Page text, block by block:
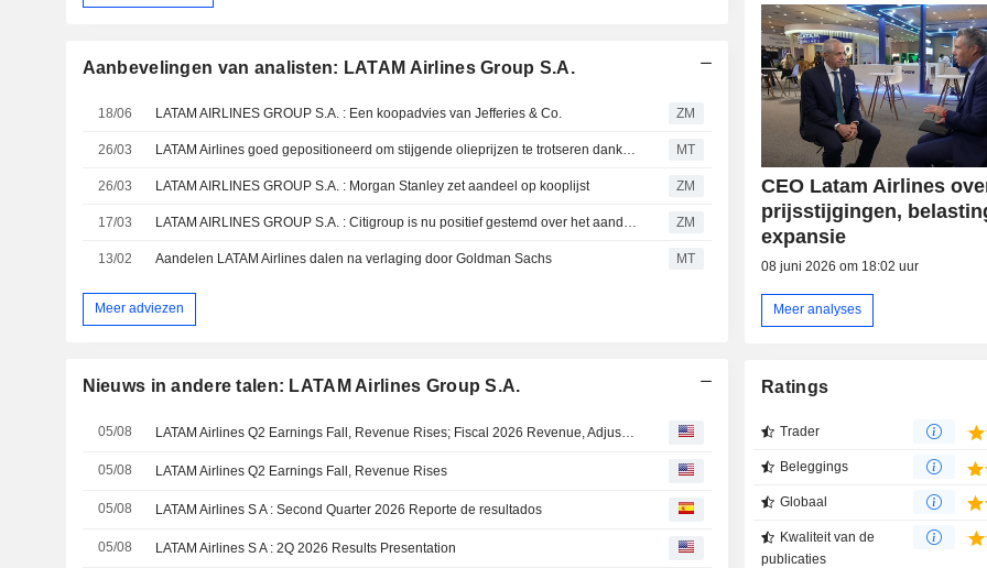
Aanbevelingen van analisten: LATAM Airlines Group S.A.
18/06 LATAM AIRLINES GROUP S.A. : Een koopadvies van Jefferies & Co. ZM
26/03 MT
26/03 LATAM AIRLINES GROUP S.A. : Morgan Stanley zet aandeel op kooplijst ZM
17/03 ZM
13/02 Aandelen LATAM Airlines dalen na verlaging door Goldman Sachs MT
Meer adviezen
Nieuws in andere talen: LATAM Airlines Group S.A.
05/08 LATAM Airlines Q2 Earnings Fall, Revenue Rises; Fiscal 2026 Revenue, Adjusted EBITDA Outlook Raised
05/08 LATAM Airlines Q2 Earnings Fall, Revenue Rises
05/08 LATAM Airlines S A : Second Quarter 2026 Reporte de resultados
05/08 LATAM Airlines S A : 2Q 2026 Results Presentation
CEO Latam Airlines
prijsstijgingen,
expansie
08 juni 2026 om 18:02 uur
Meer analyses
Ratings
Trader
Beleggings
Globaal
Kwaliteit van de
publicaties